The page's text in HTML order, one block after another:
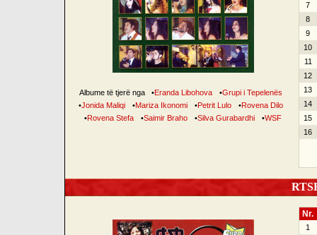
Albume të tjerë nga •Eranda Libohova •Grupi i Tepelenës
•Jonida Maliqi •Mariza Ikonomi •Petrit Lulo •Rovena Dilo
•Rovena Stefa •Saimir Braho •Silva Gurabardhi •WSF
7
8
9
10
11
12
13
14
15
16
Nr.
1